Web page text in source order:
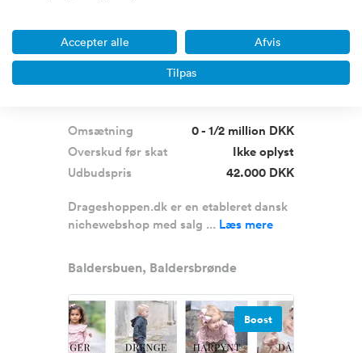
Etableret nichewebshop med
Omsætning
0 - 1/2 million DKK
Overskud før skat
Ikke oplyst
Udbudspris
42.000 DKK
Drageshoppen.dk er en etableret dansk
nichewebshop med salg ... Læs mere
Baldersbuen, Baldersbrønde
Boost
Accepter alle Afvis
Tilpas